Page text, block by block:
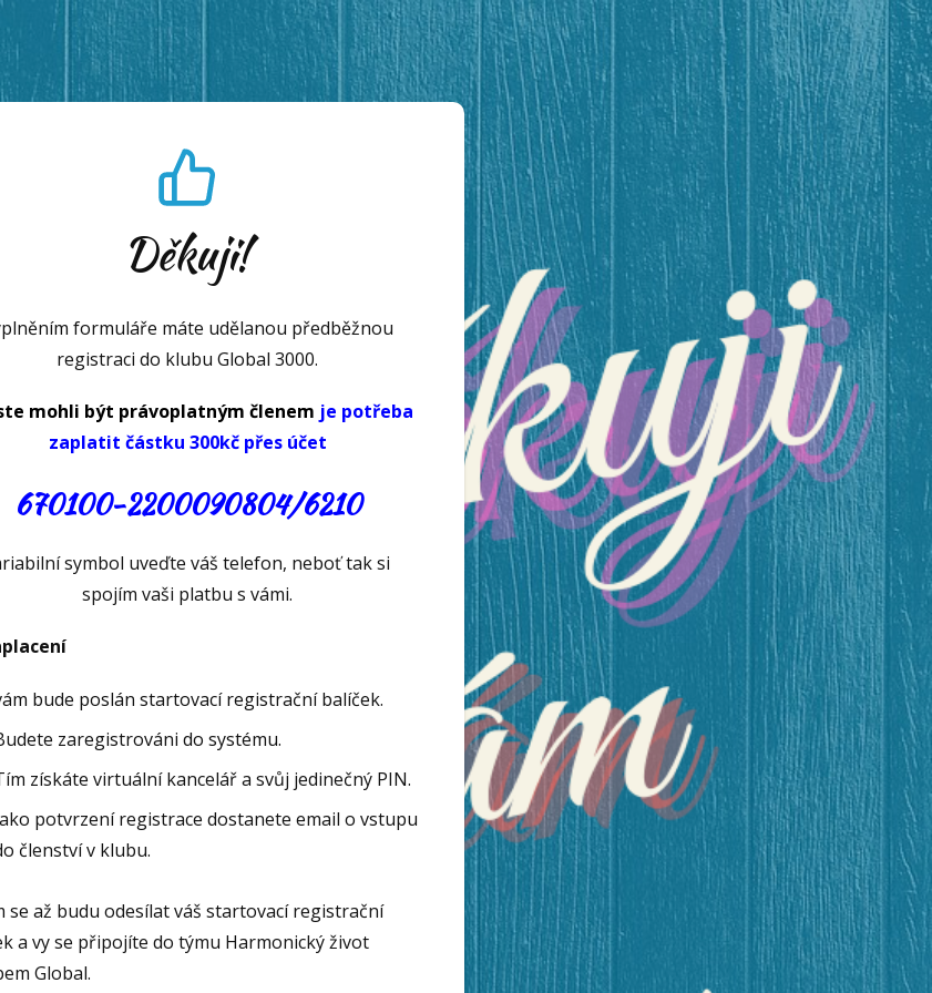
Děkuji!
formuláře máte udělanou předběžnou
registraci do klubu Global 3000.
mohli být právoplatným členem je potřeba
zaplatit částku 300kč přes účet
670100-2200090804/6210
symbol uveďte váš telefon, neboť tak si
spojím vaši platbu s vámi.
bude poslán startovací registrační balíček.
zaregistrováni do systému.
získáte virtuální kancelář a svůj jedinečný PIN.
potvrzení registrace dostanete email o vstupu
členství v klubu.
se až budu odesílat váš startovací registrační
a vy se připojíte do týmu Harmonický život
Global.